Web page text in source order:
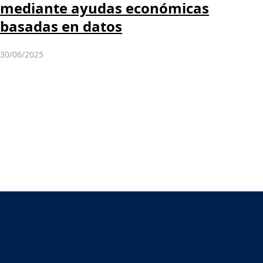
mediante ayudas económicas
basadas en datos
30/06/2025